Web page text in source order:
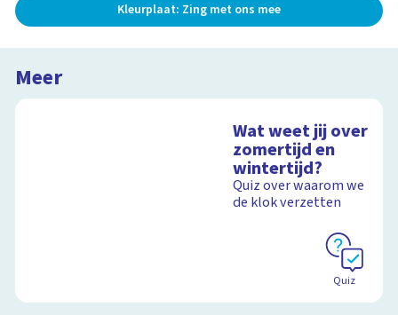
Kleurplaat: Zing met ons mee
Meer
Wat weet jij over
zomertijd en
wintertijd?
Quiz over waarom we
de klok verzetten
Quiz